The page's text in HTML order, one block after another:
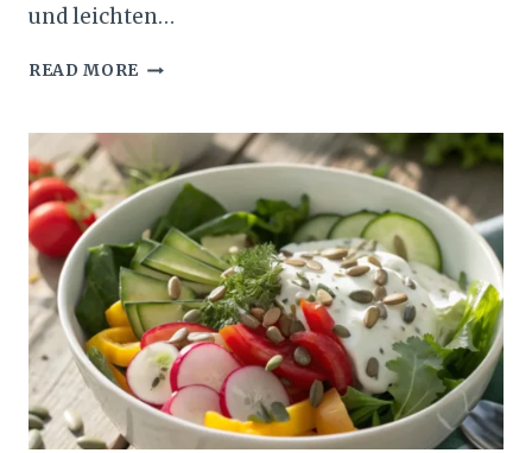
und leichten…
READ MORE HÜTTENKÄSE-
FITNESSREZEPT
MIT
VIEL
PROTEIN